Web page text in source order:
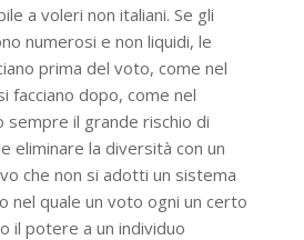
a voleri non italiani. Se gli
numerosi e non liquidi, le
prima del voto, come nel
facciano dopo, come nel
il grande rischio di
eliminare la diversità con un
che non si adotti un sistema
nel quale un voto ogni un certo
il potere a un individuo